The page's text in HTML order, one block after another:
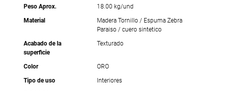
Peso Aprox.
18.00 kg/und
Material
Madera Tornillo / Espuma Zebra
Paraiso / cuero sintetico
Acabado de la
superficie
Texturado
Color
ORO
Tipo de uso
Interiores